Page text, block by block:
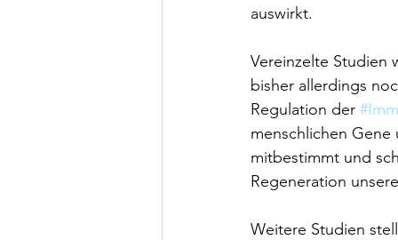
auswirkt.
Vereinzelte Studien
bisher allerdings
Regulation der
menschlichen
mitbestimmt und
Regeneration
Weitere Studien